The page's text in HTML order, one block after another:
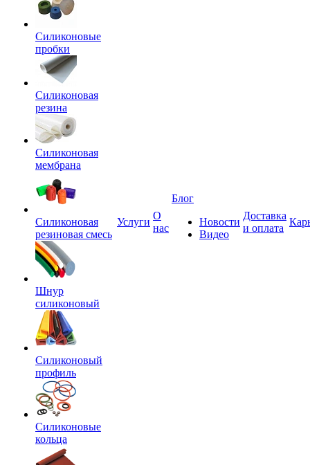
Силиконовые
пробки
Силиконовая
резина
Силиконовая
мембрана
Силиконовая
резиновая смесь
Шнур
силиконовый
Силиконовый
профиль
Силиконовые
кольца
Услуги
О
нас
Блог
Новости
Видео
Доставка
и оплата